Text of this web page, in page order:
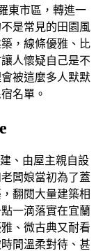
東市區，轉進一
是常見的田園風
，線條優雅、比
人懷疑自己是不
被這麼多人默默
名單。
、由屋主親自設
闆娘當初為了蓋
翻閱大量建築相
一滴落實在宜蘭
、微古典又耐看
間溫柔對待、甚